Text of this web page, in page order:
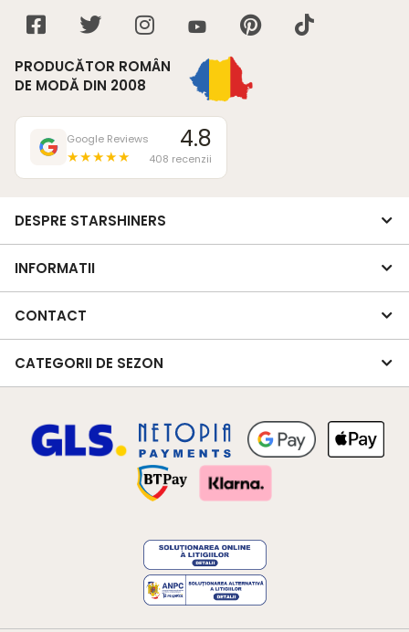
PRODUCĂTOR ROMÂN
DE MODĂ DIN 2008
Google Reviews
★★★★★
4.8
408 recenzii
DESPRE STARSHINERS
INFORMATII
CONTACT
CATEGORII DE SEZON